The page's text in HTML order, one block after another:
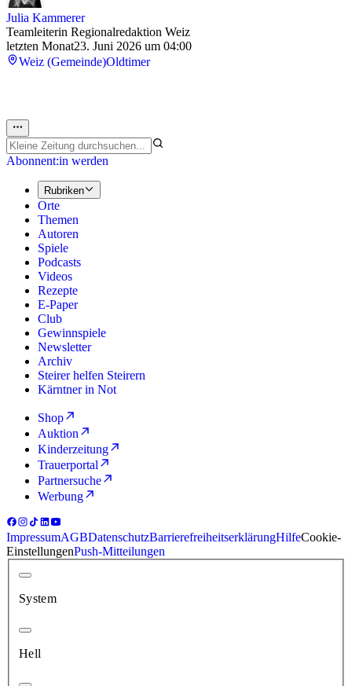
Julia Kammerer
Teamleiterin Regionalredaktion Weiz
letzten Monat23. Juni 2026 um 04:00
Weiz (Gemeinde)Oldtimer
Abonnent:in werden
Rubriken
Orte
Themen
Autoren
Spiele
Podcasts
Videos
Rezepte
E-Paper
Club
Gewinnspiele
Newsletter
Archiv
Steirer helfen Steirern
Kärntner in Not
Shop
Auktion
Kinderzeitung
Trauerportal
Partnersuche
Werbung
ImpressumAGBDatenschutzBarrierefreiheitserklärungHilfeCookie-
EinstellungenPush-Mitteilungen
System
Hell